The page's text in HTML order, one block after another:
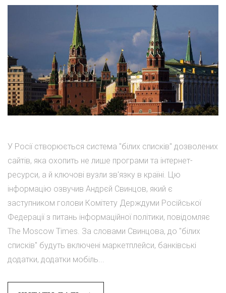
У Росії створюється система "білих списків" дозволених
сайтів, яка охопить не лише програми та інтернет-
ресурси, а й ключові вузли зв'язку в країні. Цю
інформацію озвучив Андрєй Свинцов, який є
заступником голови Комітету Держдуми Російської
Федерації з питань інформаційної політики, повідомляє
The Moscow Times. За словами Свинцова, до "білих
списків" будуть включені маркетплейси, банківські
додатки, додатки мобіль...